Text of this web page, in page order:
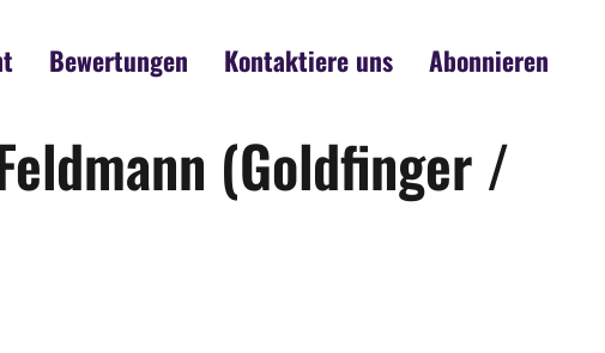
Bewertungen Kontaktiere uns Abonnieren
(Goldfinger /